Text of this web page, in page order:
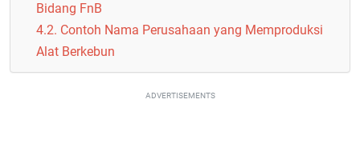
Bidang FnB
4.2. Contoh Nama Perusahaan yang Memproduksi
Alat Berkebun
ADVERTISEMENTS